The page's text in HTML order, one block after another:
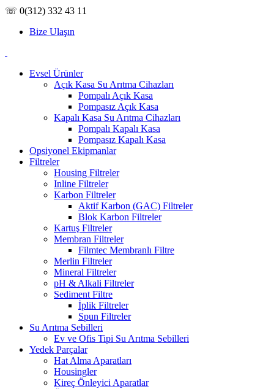
☏ 0(312) 332 43 11
Bize Ulaşın
Evsel Ürünler
Açık Kasa Su Arıtma Cihazları
Pompalı Açık Kasa
Pompasız Açık Kasa
Kapalı Kasa Su Arıtma Cihazları
Pompalı Kapalı Kasa
Pompasız Kapalı Kasa
Opsiyonel Ekipmanlar
Filtreler
Housing Filtreler
Inline Filtreler
Karbon Filtreler
Aktif Karbon (GAC) Filtreler
Blok Karbon Filtreler
Kartuş Filtreler
Membran Filtreler
Filmtec Membranlı Filtre
Merlin Filtreler
Mineral Filtreler
pH & Alkali Filtreler
Sediment Filtre
İplik Filtreler
Spun Filtreler
Su Arıtma Sebilleri
Ev ve Ofis Tipi Su Arıtma Sebilleri
Yedek Parçalar
Hat Alma Aparatları
Housingler
Kireç Önleyici Aparatlar